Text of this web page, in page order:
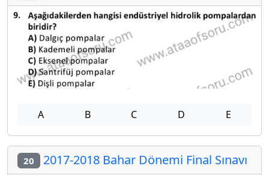
A B C D E
20 2017-2018 Bahar Dönemi Final Sınavı